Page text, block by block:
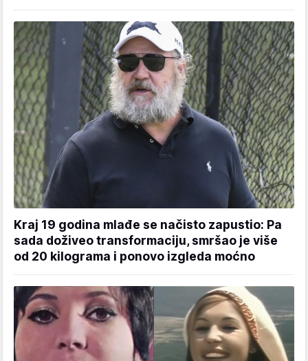
Kraj 19 godina mlađe se načisto zapustio: Pa
sada doživeo transformaciju, smršao je više
od 20 kilograma i ponovo izgleda moćno